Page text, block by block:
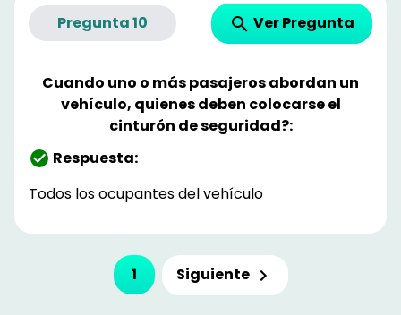
Pregunta10 Ver Pregunta
Cuando uno o más pasajeros abordan un
vehículo, quienes deben colocarse el
cinturón de seguridad?:
Respuesta:
Todos los ocupantes del vehículo
1 Siguiente